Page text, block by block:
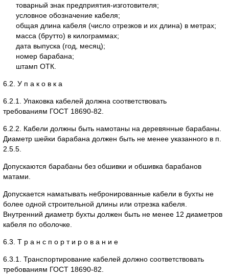
товарный знак предприятия-изготовителя;
условное обозначение кабеля;
общая длина кабеля (число отрезков и их длина) в метрах;
масса (брутто) в килограммах;
дата выпуска (год, месяц);
номер барабана;
штамп ОТК.
6.2. У п а к о в к а
6.2.1. Упаковка кабелей должна соответствовать
требованиям ГОСТ 18690-82.
6.2.2. Кабели должны быть намотаны на деревянные барабаны.
Диаметр шейки барабана должен быть не менее указанного в п.
2.5.5.
Допускаются барабаны без обшивки и обшивка барабанов
матами.
Допускается наматывать небронированные кабели в бухты не
более одной строительной длины или отрезка кабеля.
Внутренний диаметр бухты должен быть не менее 12 диаметров
кабеля по оболочке.
6.3. Т р а н с п о р т и р о в а н и е
6.3.1. Транспортирование кабелей должно соответствовать
требованиям ГОСТ 18690-82.